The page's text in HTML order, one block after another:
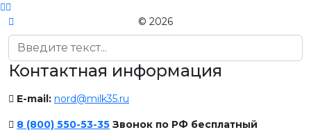
© 2026
Поиск
Контактная информация
E-mail: nord@milk35.ru
8 (800) 550-53-35 Звонок по РФ бесплатный